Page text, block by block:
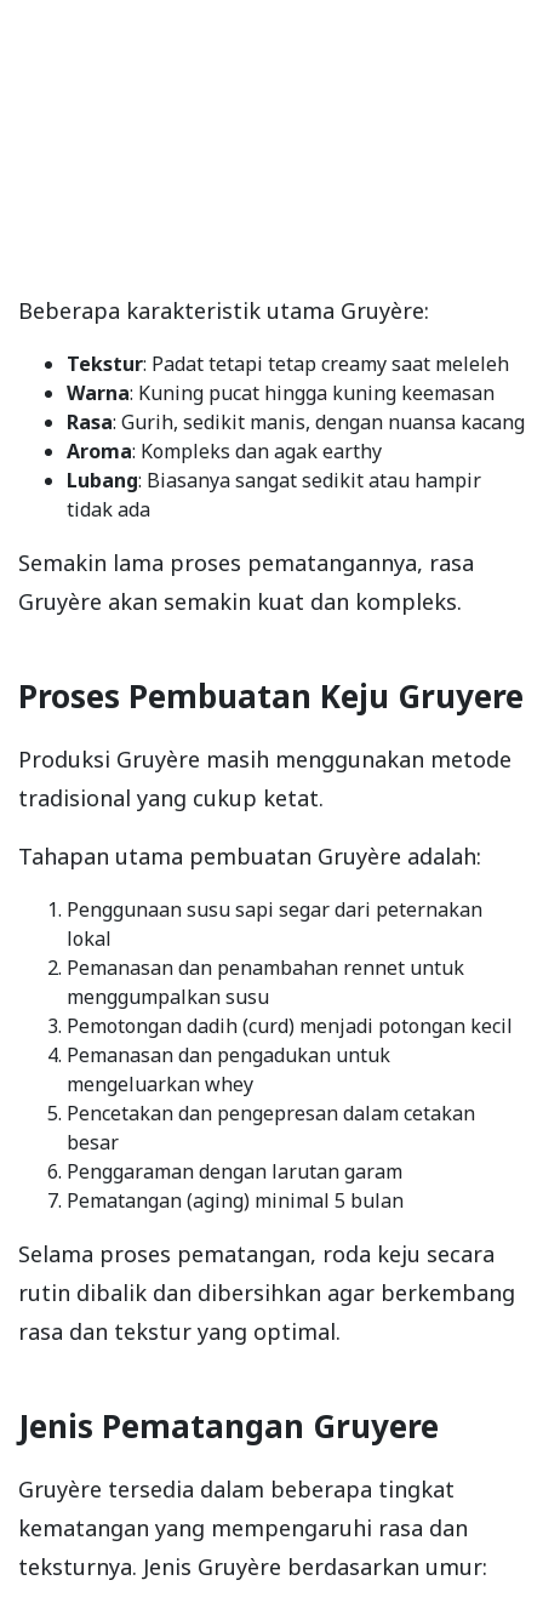
Beberapa karakteristik utama Gruyère:
Tekstur: Padat tetapi tetap creamy saat meleleh
Warna: Kuning pucat hingga kuning keemasan
Rasa: Gurih, sedikit manis, dengan nuansa kacang
Aroma: Kompleks dan agak earthy
Lubang: Biasanya sangat sedikit atau hampir
tidak ada
Semakin lama proses pematangannya, rasa
Gruyère akan semakin kuat dan kompleks.
Proses Pembuatan Keju Gruyere
Produksi Gruyère masih menggunakan metode
tradisional yang cukup ketat.
Tahapan utama pembuatan Gruyère adalah:
Penggunaan susu sapi segar dari peternakan
lokal
Pemanasan dan penambahan rennet untuk
menggumpalkan susu
Pemotongan dadih (curd) menjadi potongan kecil
Pemanasan dan pengadukan untuk
mengeluarkan whey
Pencetakan dan pengepresan dalam cetakan
besar
Penggaraman dengan larutan garam
Pematangan (aging) minimal 5 bulan
Selama proses pematangan, roda keju secara
rutin dibalik dan dibersihkan agar berkembang
rasa dan tekstur yang optimal.
Jenis Pematangan Gruyere
Gruyère tersedia dalam beberapa tingkat
kematangan yang mempengaruhi rasa dan
teksturnya. Jenis Gruyère berdasarkan umur: